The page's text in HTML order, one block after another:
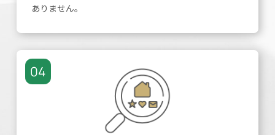
ありません。
04